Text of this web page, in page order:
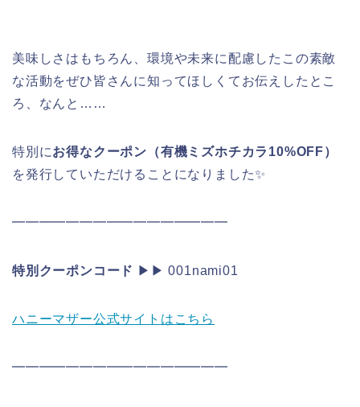
美味しさはもちろん、環境や未来に配慮したこの素敵
な活動をぜひ皆さんに知ってほしくてお伝えしたとこ
ろ、なんと……
特別にお得なクーポン（有機ミズホチカラ10%OFF）
を発行していただけることになりました✨
━━━━━━━━━━━━━━━━
特別クーポンコード ▶︎▶︎ 001nami01
ハニーマザー公式サイトはこちら
━━━━━━━━━━━━━━━━